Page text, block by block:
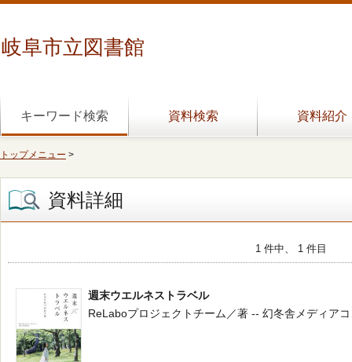
岐阜市立図書館
キーワード検索 資料検索 資料紹介
トップメニュー >
資料詳細
1 件中、 1 件目
週末ウエルネストラベル
ReLaboプロジェクトチーム／著 -- 幻冬舎メディア